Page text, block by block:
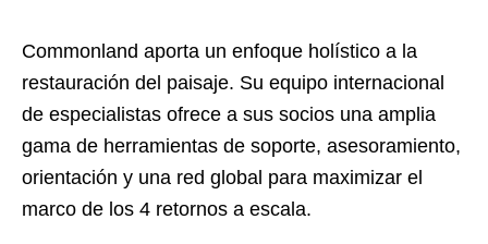
Commonland aporta un enfoque holístico a la
restauración del paisaje. Su equipo internacional
de especialistas ofrece a sus socios una amplia
gama de herramientas de soporte, asesoramiento,
orientación y una red global para maximizar el
marco de los 4 retornos a escala.